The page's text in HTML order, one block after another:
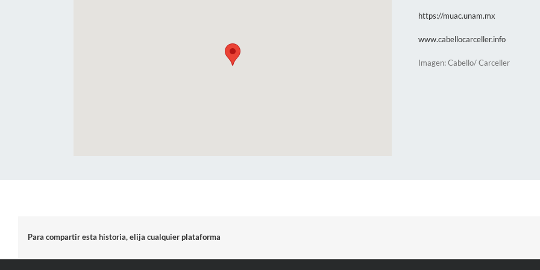
https://muac.unam.mx
www.cabellocarceller.info
Imagen: Cabello/ Carceller
Para compartir esta historia, elija cualquier plataforma